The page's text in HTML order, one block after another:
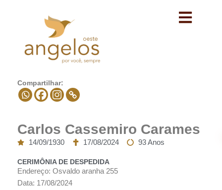
Compartilhar:
Carlos Cassemiro Carames
14/09/1930 17/08/2024 93 Anos
CERIMÔNIA DE DESPEDIDA
Endereço: Osvaldo aranha 255
Data: 17/08/2024